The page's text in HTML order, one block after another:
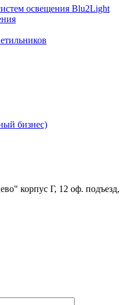
освещения Blu2Light
бизнес)
корпус Г, 12 оф. подъезд,